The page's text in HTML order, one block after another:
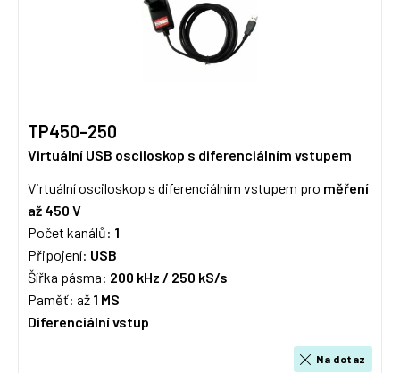
TP450-250
Virtuální USB osciloskop s diferenciálním vstupem
Virtuální osciloskop s diferenciálním vstupem pro měření
až 450 V
Počet kanálů: 1
Připojení: USB
Šířka pásma: 200 kHz / 250 kS/s
Paměť: až 1 MS
Diferenciální vstup
Na dotaz